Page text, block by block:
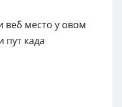
веб место у овом
пут када